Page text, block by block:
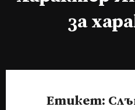
за
Етикет: